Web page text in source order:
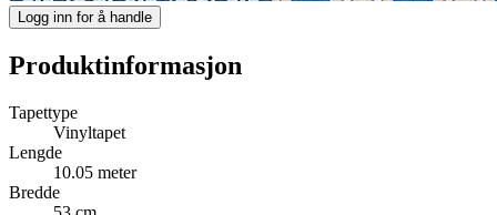
Logg inn for å handle
Produktinformasjon
Tapettype
Vinyltapet
Lengde
10.05 meter
Bredde